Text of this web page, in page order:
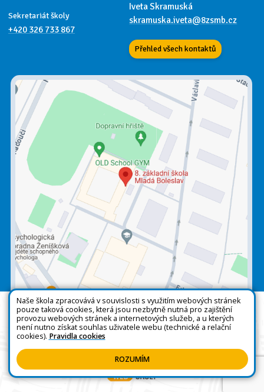
Sekretariát školy
+420 326 733 867
Iveta Skramuská
skramuska.iveta@8zsmb.cz
Přehled všech kontaktů
Všechna práva vyhrazena. Copyright © 2026 |
Mapa stránek|Kontakty|Přihlásit|Prohlášení
o přístupnosti
Naše škola zpracovává v souvislosti s využitím webových stránek
pouze taková cookies, která jsou nezbytně nutná pro zajištění
provozu webových stránek a internetových služeb, a u kterých
není nutno získat souhlas uživatele webu (technické a relační
cookies). Pravidla cookies
ROZUMÍM